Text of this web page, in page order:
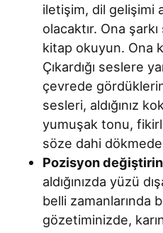
iletişim, dil gelişimi
olacaktır. Ona
kitap okuyun. Ona
Çıkardığı seslere
çevrede
sesleri, aldığınız
yumuşak tonu,
söze dahi
Pozisyon
aldığınızda yüzü
belli zamanlarında
gözetiminizde,